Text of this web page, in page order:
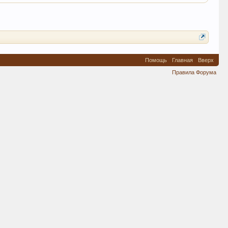
Помощь Главная
Вверх
Правила Форума